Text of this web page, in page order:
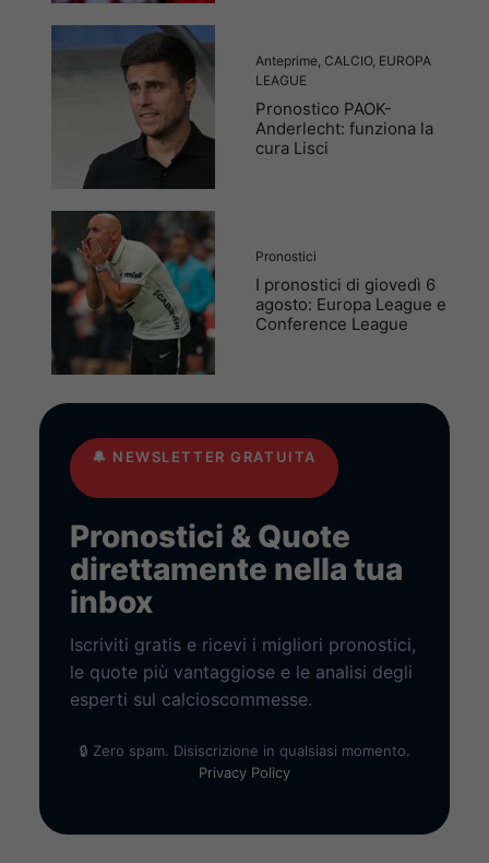
Anteprime CALCIO, EUROPA
LEAGUE
Pronostico PAOK-
Anderlecht: funziona la
cura Lisci
Pronostici
I pronostici di giovedì 6
agosto: Europa League e
Conference League
🔔 NEWSLETTER GRATUITA
Pronostici & Quote
direttamente nella tua
inbox
Iscriviti gratis e ricevi i migliori pronostici,
le quote più vantaggiose e le analisi degli
esperti sul calcioscommesse.
🔒 Zero spam. Disiscrizione in qualsiasi momento.
Privacy Policy